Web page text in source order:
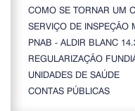
COMO SE TORNAR UM
SERVIÇO DE INSPEÇÃO
PNAB - ALDIR BLANC
REGULARIZAÇÃO
UNIDADES DE SAÚDE
CONTAS PÚBLICAS